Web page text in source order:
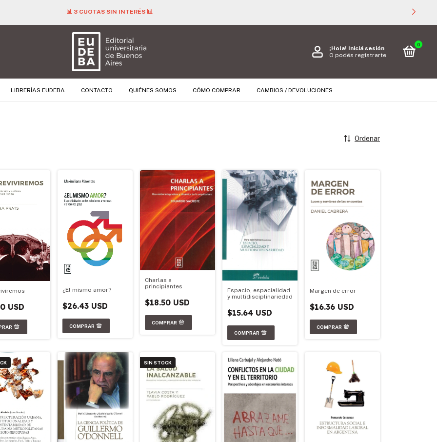
📊 3 CUOTAS SIN INTERÉS 📊
¡Hola! Iniciá sesión
O podés registrarte
0
LIBRERÍAS EUDEBA CONTACTO QUIÉNES SOMOS CÓMO COMPRAR CAMBIOS / DEVOLUCIONES
Ordenar
USD
¿El mismo amor?
$26.43 USD
Charlas a
principiantes
$18.50 USD
Espacio, espacialidad
y multidisciplinariedad
$15.64 USD
Margen de error
$16.36 USD
SIN STOCK